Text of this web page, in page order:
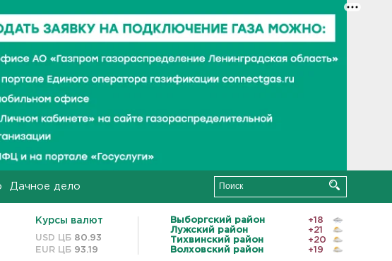
Дачное дело
Курсы валют
USD ЦБ 80.93
EUR ЦБ 93.19
Выборгский район
+18
Лужский район
+21
Тихвинский район
+20
Волховский район
+19